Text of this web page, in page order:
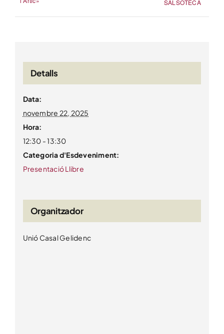
SALSOTECA
Detalls
Data:
novembre 22, 2025
Hora:
12:30 - 13:30
Categoria d'Esdeveniment:
Presentació Llibre
Organitzador
Unió Casal Gelidenc